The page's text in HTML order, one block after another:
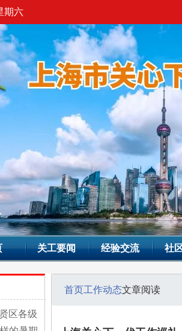
期六
关工要闻 经验交流 社
区各级
首页工作动态文章阅读